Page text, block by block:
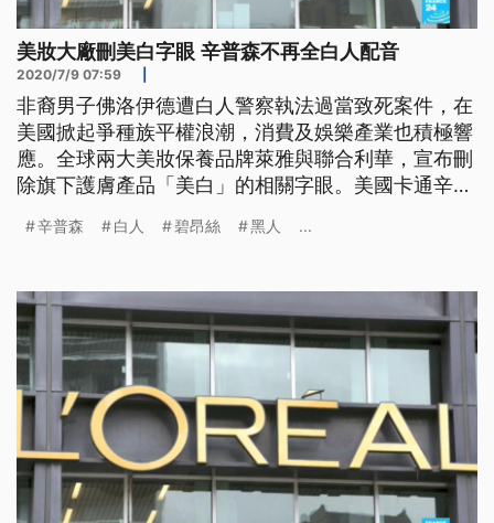
美妝大廠刪美白字眼 辛普森不再全白人配音
2020/7/9 07:59
非裔男子佛洛伊德遭白人警察執法過當致死案件，在
美國掀起爭種族平權浪潮，消費及娛樂產業也積極響
應。全球兩大美妝保養品牌萊雅與聯合利華，宣布刪
除旗下護膚產品「美白」的相關字眼。美國卡通辛普
樂壇天后碧昂絲，即將推出的新專輯《Black is
碧昂絲在其個人網站，公布了新視覺專輯Black is
King的預告
辛普森 白人 碧昂絲 黑人 ...